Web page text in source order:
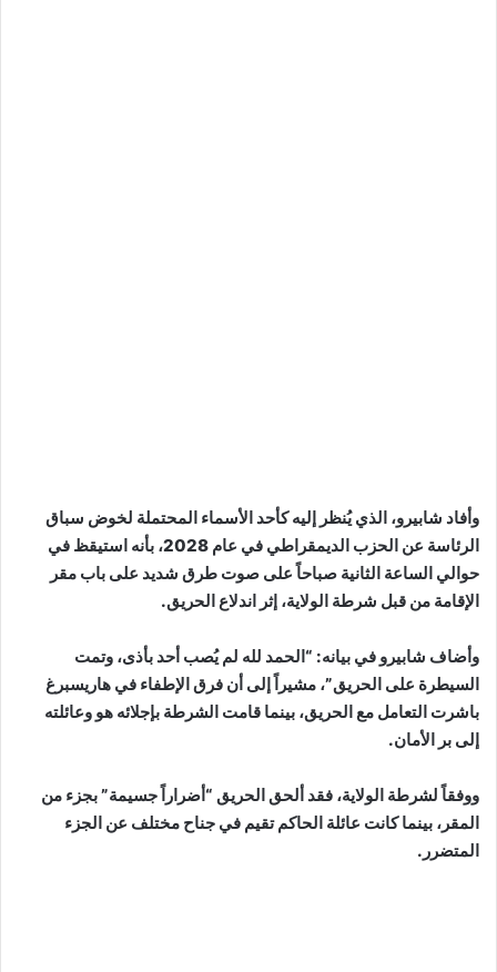
وأفاد شابيرو، الذي يُنظر إليه كأحد الأسماء المحتملة لخوض سباق
الرئاسة عن الحزب الديمقراطي في عام 2028، بأنه استيقظ في
حوالي الساعة الثانية صباحاً على صوت طرق شديد على باب مقر
الإقامة من قبل شرطة الولاية، إثر اندلاع الحريق.
وأضاف شابيرو في بيانه: “الحمد لله لم يُصب أحد بأذى، وتمت
السيطرة على الحريق”، مشيراً إلى أن فرق الإطفاء في هاريسبرغ
باشرت التعامل مع الحريق، بينما قامت الشرطة بإجلائه هو وعائلته
إلى بر الأمان.
ووفقاً لشرطة الولاية، فقد ألحق الحريق “أضراراً جسيمة” بجزء من
المقر، بينما كانت عائلة الحاكم تقيم في جناح مختلف عن الجزء
المتضرر.